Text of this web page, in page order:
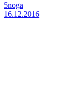
5noga
16.12.2016